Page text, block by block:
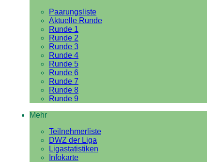
Paarungsliste
Aktuelle Runde
Runde 1
Runde 2
Runde 3
Runde 4
Runde 5
Runde 6
Runde 7
Runde 8
Runde 9
Mehr
Teilnehmerliste
DWZ der Liga
Ligastatistiken
Infokarte